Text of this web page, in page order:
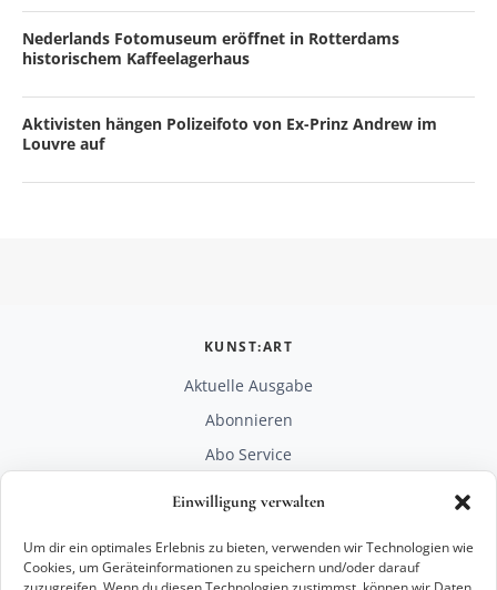
Einwilligung verwalten
Um dir ein optimales Erlebnis zu bieten, verwenden wir Technologien wie
Cookies, um Geräteinformationen zu speichern und/oder darauf
Nederlands Fotomuseum eröffnet in Rotterdams
historischem Kaffeelagerhaus
Aktivisten hängen Polizeifoto von Ex-Prinz Andrew im
Louvre auf
KUNST:ART
Aktuelle Ausgabe
Abonnieren
Abo Service
RECHTLICHES